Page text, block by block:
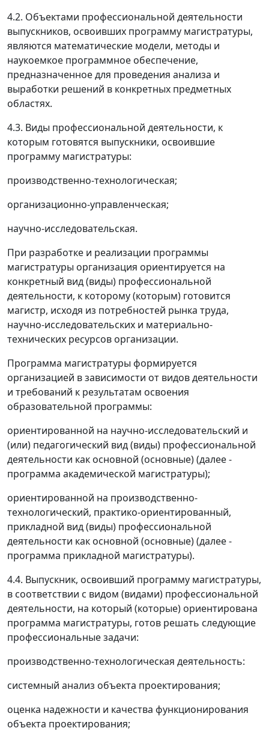
4.2. Объектами профессиональной деятельности
выпускников, освоивших программу магистратуры,
являются математические модели, методы и
наукоемкое программное обеспечение,
предназначенное для проведения анализа и
выработки решений в конкретных предметных
областях.
4.3. Виды профессиональной деятельности, к
которым готовятся выпускники, освоившие
программу магистратуры:
производственно-технологическая;
организационно-управленческая;
научно-исследовательская.
При разработке и реализации программы
магистратуры организация ориентируется на
конкретный вид (виды) профессиональной
деятельности, к которому (которым) готовится
магистр, исходя из потребностей рынка труда,
научно-исследовательских и материально-
технических ресурсов организации.
Программа магистратуры формируется
организацией в зависимости от видов деятельности
и требований к результатам освоения
образовательной программы:
ориентированной на научно-исследовательский и
(или) педагогический вид (виды) профессиональной
деятельности как основной (основные) (далее -
программа академической магистратуры);
ориентированной на производственно-
технологический, практико-ориентированный,
прикладной вид (виды) профессиональной
деятельности как основной (основные) (далее -
программа прикладной магистратуры).
4.4. Выпускник, освоивший программу магистратуры,
в соответствии с видом (видами) профессиональной
деятельности, на который (которые) ориентирована
программа магистратуры, готов решать следующие
профессиональные задачи:
производственно-технологическая деятельность:
системный анализ объекта проектирования;
оценка надежности и качества функционирования
объекта проектирования;